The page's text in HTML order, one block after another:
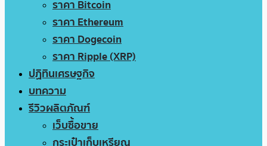
ราคา Bitcoin
ราคา Ethereum
ราคา Dogecoin
ราคา Ripple (XRP)
ปฏิทินเศรษฐกิจ
บทความ
รีวิวผลิตภัณฑ์
เว็บซื้อขาย